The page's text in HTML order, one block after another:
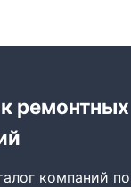
ремонтных
компаний